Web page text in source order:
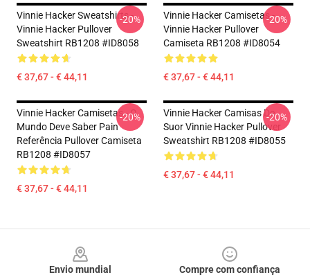
Vinnie Hacker Sweatshirts -
Vinnie Hacker Pullover
Sweatshirt RB1208 #ID8058
€ 37,67 - € 44,11
-20%
Vinnie Hacker Camisetas -
Vinnie Hacker Pullover
Camiseta RB1208 #ID8054
€ 37,67 - € 44,11
-20%
Vinnie Hacker Camisetas - O
Mundo Deve Saber Pain
Referência Pullover Camiseta
RB1208 #ID8057
€ 37,67 - € 44,11
-20%
Vinnie Hacker Camisas De
Suor Vinnie Hacker Pullover
Sweatshirt RB1208 #ID8055
€ 37,67 - € 44,11
-20%
Envio mundial
Compre com confiança